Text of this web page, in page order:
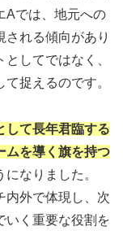
Aでは、地元への
れる傾向があり
してではなく、
捉えるのです。
して長年君臨する
ムを導く旗を持つ
になりました。
内外で体現し、次
いく重要な役割を